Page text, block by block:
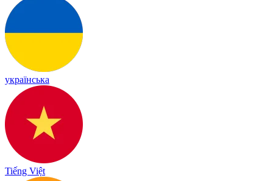
українська
Tiếng Việt